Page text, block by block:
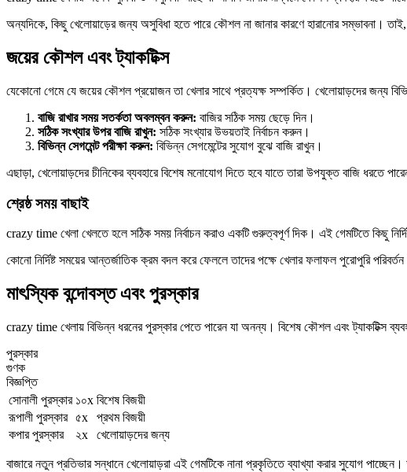
অন্যদিকে, কিছু খেলোয়াড়ের জন্য অসুবিধা হতে পারে কৌশল না জানার কারণে হারানোর সম্ভাবনা।
জয়ের কৌশল এবং ট্যাকটিক্স
যেকোনো গেমে যে জয়ের কৌশল প্রয়োজন তা খেলার সাথে প্রত্যক্ষ সম্পর্কিত। খেলোয়াড়দের জন্য
বাজি রাখার সময় সতর্কতা অবলম্বন করুন: বাজির সঠিক সময় ছেড়ে দিন।
সঠিক সংখ্যার উপর বাজি রাখুন: সঠিক সংখ্যার উভয়তাই নির্বাচন করুন।
বিভিন্ন সেগমেন্ট পরীক্ষা করুন: বিভিন্ন সেগমেন্টের সুযোগ বুঝে বাজি রাখুন।
এছাড়া, খেলোয়াড়দের চীনিকের ব্যবহারে বিশেষ মনোযোগ দিতে হবে যাতে তারা উপযুক্ত বাজি ধরতে
শ্রেষ্ঠ সময় বাছাই
crazy time খেলা খেলতে হলে সঠিক সময় নির্বাচন করাও একটি গুরুত্বপূর্ণ দিক। এই গেমটিতে কিছু
কোনো নির্দিষ্ট সময়ের আন্তর্জাতিক ক্রম বদল করে ফেললে তাদের পক্ষে খেলার ফলাফল পুরোপুরি
মাৎস্যিক বন্দোবস্ত এবং পুরস্কার
crazy time খেলায় বিভিন্ন ধরনের পুরস্কার পেতে পারেন যা অনন্য। বিশেষ কৌশল এবং ট্যাকটিক্স
পুরস্কার
গুণক
বিজ্ঞপ্তি
সোনালী পুরস্কার ১০x বিশেষ বিজয়ী
রূপালী পুরস্কার ৫x
প্রথম বিজয়ী
কপার পুরস্কার
২x খেলোয়াড়দের জন্য
বাজারে নতুন প্রতিভার সন্ধানে খেলোয়াড়রা এই গেমটিকে নানা প্রকৃতিতে ব্যাখ্যা করার সুযোগ